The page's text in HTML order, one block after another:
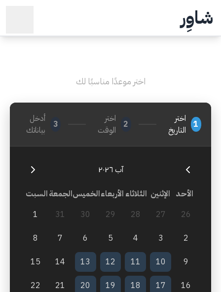
شاوِر
اختر موعدًا مناسبًا لك
1
اختر
التاريخ
2
اختر
الوقت
3
أدخل
بياناتك
آب ٢٠٢٦
الأحد الإثنين الثلاثاء الأربعاءالخميسالجمعةالسبت
26
27
28
29
30
31
1
2
3
4
5
6
7
8
9
10
11
12
13
14
15
16
17
18
19
20
21
22